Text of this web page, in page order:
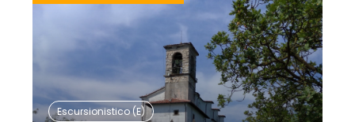
Escursionistico (E)